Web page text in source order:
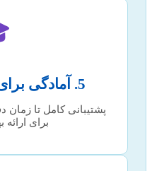
5. آمادگی برای دفاع و موفقیت
پشتیبانی کامل تا زمان
برای ارائه